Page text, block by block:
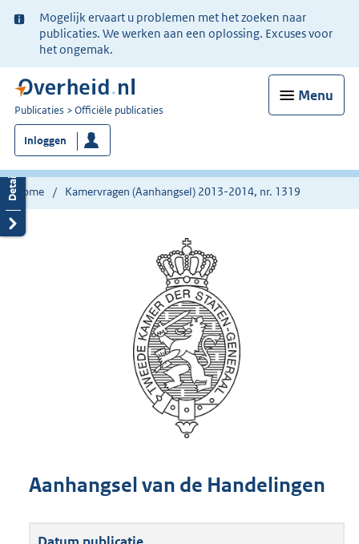
Ter
informatie:
Mogelijk ervaart u problemen met het zoeken naar
publicaties. We werken aan een oplossing. Excuses voor
het ongemak.
Menu
U
bent
nu
hier:
Publicaties Officiële publicaties
Inloggen
Home Kamervragen (Aanhangsel) 2013-2014, nr. 1319
Aanhangsel van de Handelingen